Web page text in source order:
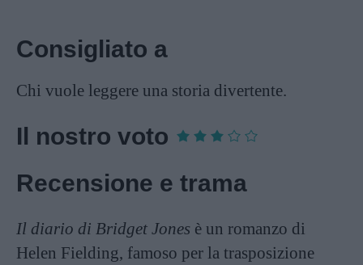
Consigliato a
Chi vuole leggere una storia divertente.
Il nostro voto
Recensione e trama
Il diario di Bridget Jones è un romanzo di
Helen Fielding, famoso per la trasposizione